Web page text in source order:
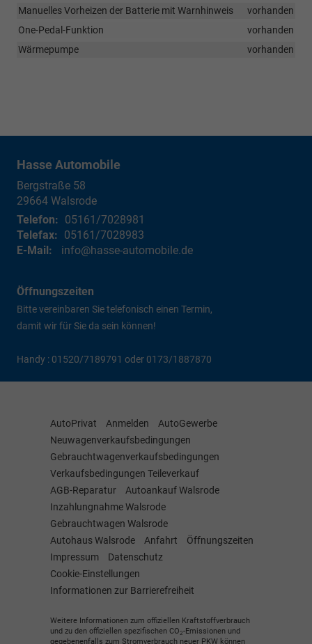
Manuelles Vorheizen der Batterie mit Warnhinweis
vorhanden
One-Pedal-Funktion
vorhanden
Wärmepumpe
vorhanden
Hasse Automobile
Bergstraße 58
29664 Walsrode
Telefon: 05161/7028981
Telefax: 05161/7028983
E-Mail:
info@hasse-automobile.de
Öffnungszeiten
Bitte vereinbaren Sie telefonisch einen Termin,
damit wir für Sie da sein können!
Handy : 01520/7189791 oder 0173/1887870
AutoPrivat Anmelden
AutoGewerbe
Neuwagenverkaufsbedingungen
Gebrauchtwagenverkaufsbedingungen
Verkaufsbedingungen Teileverkauf
AGB-Reparatur
Autoankauf Walsrode
Inzahlungnahme Walsrode
Gebrauchtwagen Walsrode
Autohaus Walsrode
Anfahrt
Öffnungszeiten
Impressum
Datenschutz
Cookie-Einstellungen
Informationen zur Barrierefreiheit
Weitere Informationen zum offiziellen Kraftstoffverbrauch
und zu den offiziellen spezifischen CO2-Emissionen und
gegebenenfalls zum Stromverbrauch neuer PKW können